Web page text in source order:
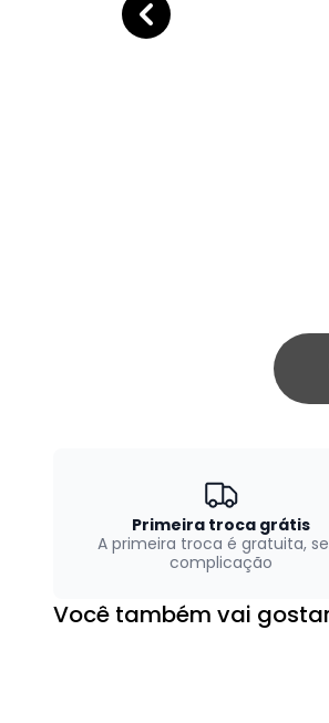
Primeira troca grátis
A primeira troca é gratuita,
complicação
Você também vai